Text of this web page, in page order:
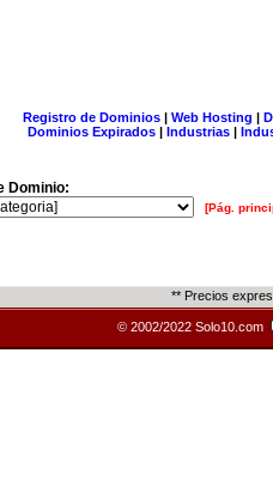
Registro de Dominios| Web Hosting |
Dominios Expirados | Industrias |
Dominio:
[Pág.
** Precios
© 2002/2022 Solo10.com